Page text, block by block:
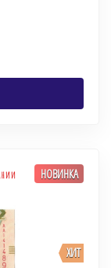
ХИТ
НОВИНКА